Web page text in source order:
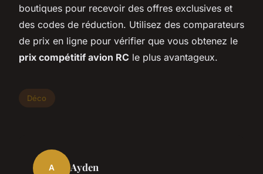
boutiques pour recevoir des offres exclusives et
des codes de réduction. Utilisez des comparateurs
de prix en ligne pour vérifier que vous obtenez le
prix compétitif avion RC le plus avantageux.
Déco
A Ayden